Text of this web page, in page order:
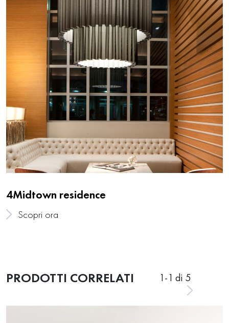
4Midtown residence
Scopri ora
PRODOTTI CORRELATI 1-1 di 5